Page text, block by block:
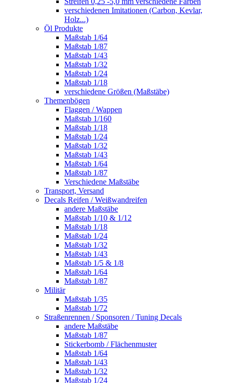
verschiedenen Imitationen (Carbon, Kevlar,
Holz...)
Öl Produkte
Maßstab 1/64
Maßstab 1/87
Maßstab 1/43
Maßstab 1/32
Maßstab 1/24
Maßstab 1/18
verschiedene Größen (Maßstäbe)
Themenbögen
Flaggen / Wappen
Maßstab 1/160
Maßstab 1/18
Maßstab 1/24
Maßstab 1/32
Maßstab 1/43
Maßstab 1/64
Maßstab 1/87
Verschiedene Maßstäbe
Transport, Versand
Decals Reifen / Weißwandreifen
andere Maßstäbe
Maßstab 1/10 & 1/12
Maßstab 1/18
Maßstab 1/24
Maßstab 1/32
Maßstab 1/43
Maßstab 1/5 & 1/8
Maßstab 1/64
Maßstab 1/87
Militär
Maßstab 1/35
Maßstab 1/72
Straßenrennen / Sponsoren / Tuning Decals
andere Maßstäbe
Maßstab 1/87
Stickerbomb / Flächenmuster
Maßstab 1/64
Maßstab 1/43
Maßstab 1/32
Maßstab 1/24